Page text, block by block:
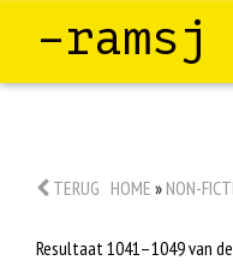
–ramsj
TERUG HOME » NON-
Resultaat 1041–1049 van